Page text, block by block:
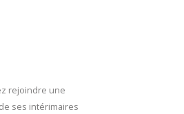
rejoindre une
ses intérimaires